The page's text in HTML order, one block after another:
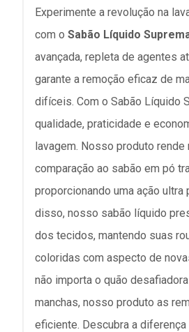
Experimente a revolução na
com o Sabão Líquido
avançada, repleta de agentes
garante a remoção eficaz de
difíceis. Com o Sabão Líquido
qualidade, praticidade e
lavagem. Nosso produto rende
comparação ao sabão em pó
proporcionando uma ação ultra
disso, nosso sabão líquido
dos tecidos, mantendo suas
coloridas com aspecto de
não importa o quão
manchas, nosso produto as
eficiente. Descubra a diferença